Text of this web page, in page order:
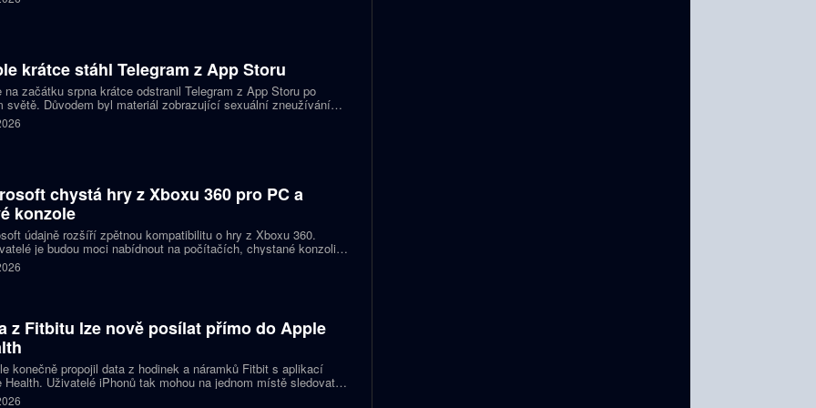
Sol spolu s posuvníkem, který nastaví intenzitu přemýšlení.
krátce stáhl Telegram z App Storu
na začátku srpna krátce odstranil Telegram z App Storu po
světě. Důvodem byl materiál zobrazující sexuální zneužívání
podle firmy sdílel jeden uživatel. Telegram účet rychle
a aplikace se ještě během stejného dne do obchodu vrátila.
chystá hry z Xboxu 360 pro PC a
konzole
údajně rozšíří zpětnou kompatibilitu o hry z Xboxu 360.
je budou moci nabídnout na počítačích, chystané konzoli
Helix i přenosných zařízeních. První tituly by mohly dorazit
let 2027 a 2028.
z Fitbitu lze nově posílat přímo do Apple
konečně propojil data z hodinek a náramků Fitbit s aplikací
Health. Uživatelé iPhonů tak mohou na jednom místě sledovat
cvičení, spánek i zdravotní údaje. Novinka odstraňuje omezení,